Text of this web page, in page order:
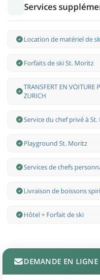
Services
Location de matériel de
Forfaits de ski St. Moritz
TRANSFERT EN VOITURE
ZURICH
Service du chef privé à
Playground St. Moritz
Services de chefs
Livraison de boissons
Hôtel + Forfait de ski
DEMANDE EN LIGNE